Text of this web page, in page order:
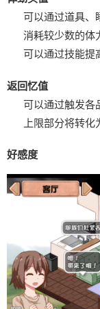
可以通过道具、
消耗较少数的体
可以通过技能提
返回忆值
可以通过触发各
上限部分将转化
好感度